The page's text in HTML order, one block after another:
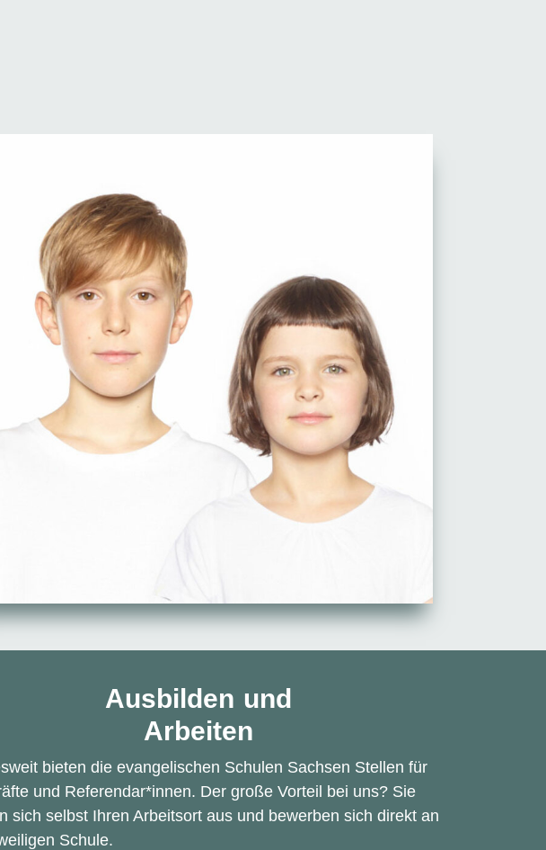
Ausbilden und
Arbeiten
bieten die evangelischen Schulen Sachsen Stellen für
und Referendar*innen. Der große Vorteil bei uns? Sie
sich selbst Ihren Arbeitsort aus und bewerben sich direkt an
Schule.